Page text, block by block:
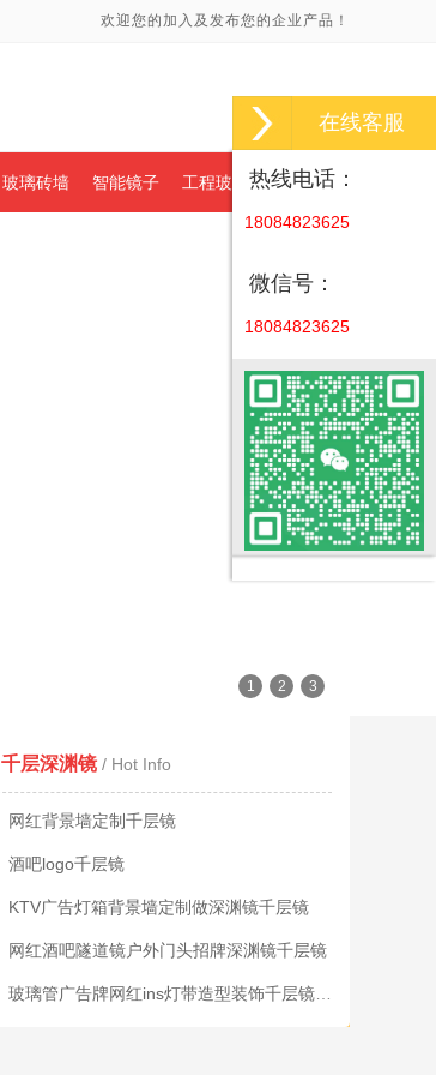
欢迎您的加入及发布您的企业产品！
玻璃砖墙 智能镜子 工程玻璃
1 2 3
千层深渊镜 / Hot Info
网红背景墙定制千层镜
酒吧logo千层镜
KTV广告灯箱背景墙定制做深渊镜千层镜
网红酒吧隧道镜户外门头招牌深渊镜千层镜
在线客服
热线电话：
18084823625
微信号：
18084823625